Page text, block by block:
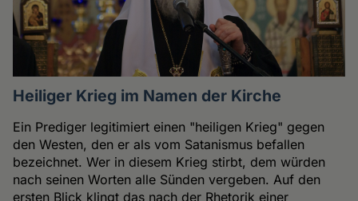
Heiliger Krieg im Namen der Kirche
Ein Prediger legitimiert einen "heiligen Krieg" gegen
den Westen, den er als vom Satanismus befallen
bezeichnet. Wer in diesem Krieg stirbt, dem würden
nach seinen Worten alle Sünden vergeben. Auf den
ersten Blick klingt das nach der Rhetorik einer